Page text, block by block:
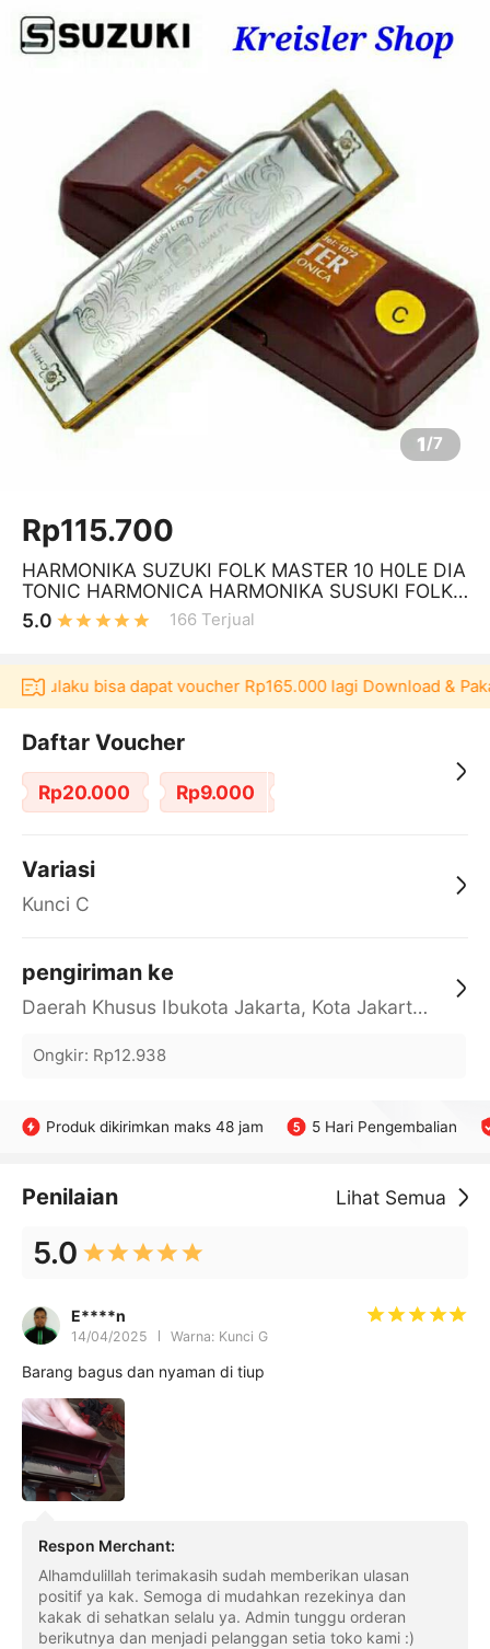
1/7
Rp115.700
HARMONIKA SUZUKI FOLK MASTER 10 H0LE DIA
TONIC HARMONICA HARMONIKA SUSUKI FOLK
MASTER
5.0 166 Terjual
bisa dapat voucher Rp165.000 lagi Download & Pakai
Daftar Voucher
Rp20.000 Rp9.000
Variasi
Kunci C
pengiriman ke
Daerah Khusus Ibukota Jakarta, Kota Jakarta Barat, Cengkareng, yy
Ongkir: Rp12.938
Produk dikirimkan maks 48 jam 5 Hari Pengembalian
Penilaian Lihat Semua
5.0
E****n
14/04/2025 Warna: Kunci G
Barang bagus dan nyaman di tiup
Respon Merchant:
Alhamdulillah terimakasih sudah memberikan ulasan
positif ya kak. Semoga di mudahkan rezekinya dan
kakak di sehatkan selalu ya. Admin tunggu orderan
berikutnya dan menjadi pelanggan setia toko kami :)